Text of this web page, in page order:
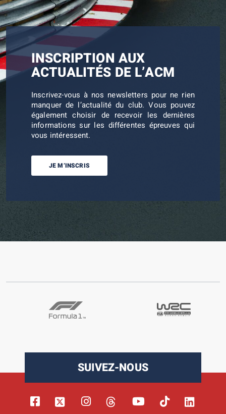
INSCRIPTION AUX
ACTUALITÉS DE L’ACM
Inscrivez-vous à nos newsletters pour ne rien
manquer de l’actualité du club. Vous pouvez
également choisir de recevoir les dernières
informations sur les différentes épreuves qui
vous intéressent.
JE M’INSCRIS
SUIVEZ-NOUS